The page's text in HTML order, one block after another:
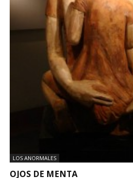
LOS ANORMALES
OJOS DE MENTA